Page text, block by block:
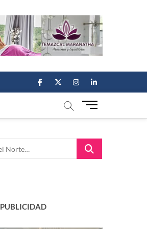
facebook
twitterinstagram
linkedin
M
u
B
u
Buscar
PUBLICIDAD